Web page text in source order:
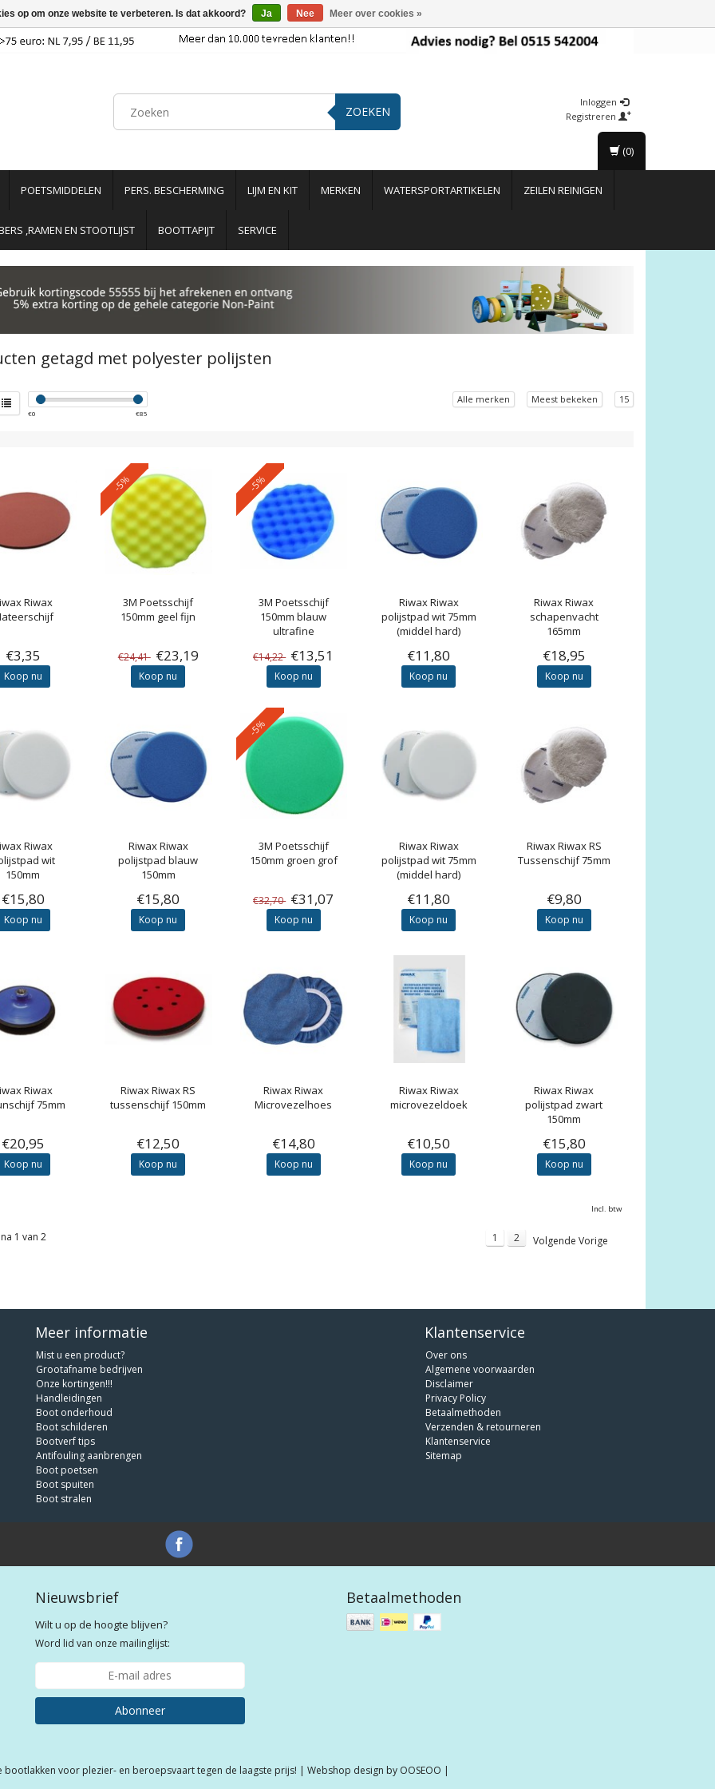
ZOEKEN
Inloggen
Registreren
POETSMIDDELEN PERS. BESCHERMING LIJM EN KIT MERKEN WATERSPORTARTIKELEN ZEILEN REINIGEN
,RAMEN EN STOOTLIJST BOOTTAPIJT SERVICE
(0)
getagd met polyester polijsten
€0 €85
Alle merken Meest bekeken 15
Riwax
€3,35
Koop nu
-5%
3M Poetsschijf
150mm geel fijn
€24,41 €23,19
Koop nu
-5%
3M Poetsschijf
150mm blauw
ultrafine
€14,22 €13,51
Koop nu
RiwaxRiwax
polijstpad wit 75mm
(middel hard)
€11,80
Koop nu
RiwaxRiwax
schapenvacht
165mm
€18,95
Koop nu
Riwax
wit
150mm
€15,80
Koop nu
RiwaxRiwax
polijstpad blauw
150mm
€15,80
Koop nu
-5%
3M Poetsschijf
150mm groen grof
€32,70 €31,07
Koop nu
RiwaxRiwax
polijstpad wit 75mm
(middel hard)
€11,80
Koop nu
RiwaxRiwax RS
Tussenschijf 75mm
€9,80
Koop nu
Riwax
75mm
€20,95
Koop nu
RiwaxRiwax RS
tussenschijf 150mm
€12,50
Koop nu
RiwaxRiwax
Microvezelhoes
€14,80
Koop nu
RiwaxRiwax
microvezeldoek
€10,50
Koop nu
RiwaxRiwax
polijstpad zwart
150mm
€15,80
Koop nu
Incl. btw
1 van 2 1 2 Volgende Vorige
Meer informatie
Mist u een product?
Grootafname bedrijven
Onze kortingen!!!
Handleidingen
Boot onderhoud
Boot schilderen
Bootverf tips
Antifouling aanbrengen
Boot poetsen
Boot spuiten
Boot stralen
Klantenservice
Over ons
Algemene voorwaarden
Disclaimer
Privacy Policy
Betaalmethoden
Verzenden & retourneren
Klantenservice
Sitemap
Nieuwsbrief
Wilt u op de hoogte blijven?
Word lid van onze mailinglijst:
Abonneer
Betaalmethoden
voor plezier- en beroepsvaart tegen de laagste prijs! | Webshop design by OOSEOO |
op om onze website te verbeteren. Is dat akkoord? Ja Nee Meer over cookies »